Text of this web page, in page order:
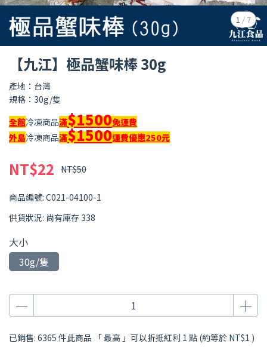
1 / 7
【九江】極品蟹味棒 30g
產地：台灣
規格：30g/隻
全館冷凍商品滿$1500免運費
外島冷凍商品滿$1500運費優惠250元
NT$22 NT$50
商品編號: C021-04100-1
供貨狀況: 尚有庫存 338
大小
30g/隻
已銷售: 6365 件此商品 「 最高 」可以折抵紅利 1 點 (約等於 NT$1 )